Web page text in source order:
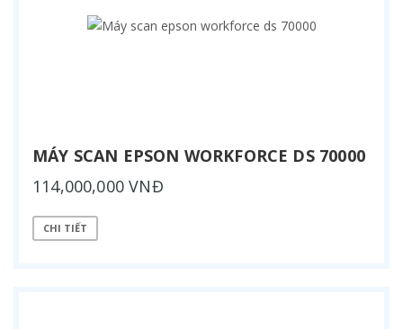
MÁY SCAN EPSON WORKFORCE DS 70000
114,000,000 VNĐ
CHI TIẾT